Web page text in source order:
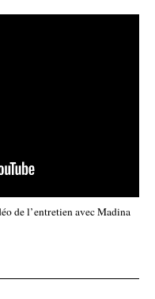
de l’entretien avec Madina